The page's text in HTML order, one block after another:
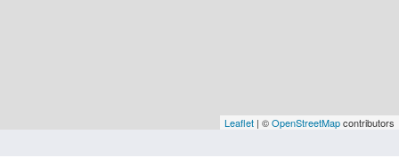
VorarlbergLeaflet | ©OpenStreetMapcontributors